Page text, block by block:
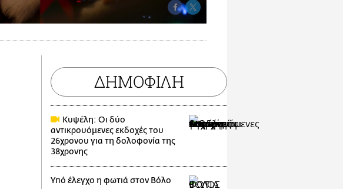
ΔΗΜΟΦΙΛΗ
Κυψέλη: Οι δύο
αντικρουόμενες εκδοχές του
26χρονου για τη δολοφονία της
38χρονης
Υπό έλεγχο η φωτιά στον Βόλο